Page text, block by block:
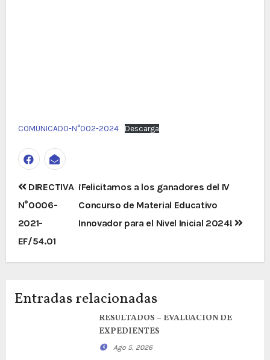
COMUNICADO-N°002-2024 Descarga
Navegación
de
entradas
DIRECTIVA
N°0006-
2021-
EF/54.01
¡Felicitamos a los ganadores del IV
Concurso de Material Educativo
Innovador para el Nivel Inicial 2024!
Entradas relacionadas
RESULTADOS – EVALUACION DE
EXPEDIENTES
Ago 5, 2026